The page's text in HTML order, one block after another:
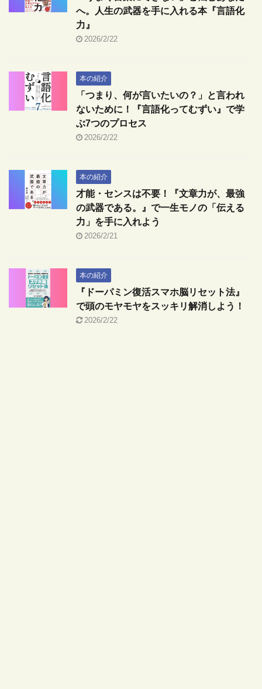
へ。人生の武器を手に入れる本『言語化
力』
2026/2/22
本の紹介
「つまり、何が言いたいの？」と言われ
ないために！『言語化ってむずい』で学
ぶ7つのプロセス
2026/2/22
本の紹介
才能・センスは不要！『文章力が、最強
の武器である。』で一生モノの「伝える
力」を手に入れよう
2026/2/21
本の紹介
『ドーパミン復活スマホ脳リセット法』
で頭のモヤモヤをスッキリ解消しよう！
2026/2/22